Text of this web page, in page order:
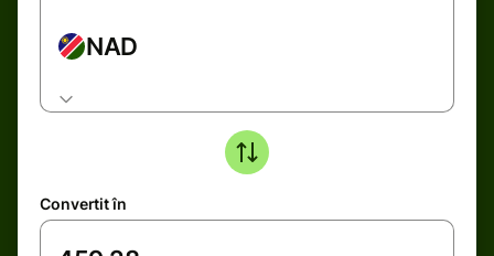
NAD
Convertit în